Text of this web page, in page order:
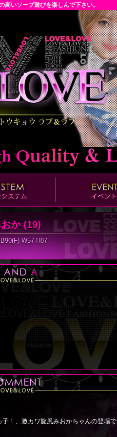
いソープ遊びを楽しんで下さい。
か (19)
W57 H87
！、激カワ旋風みおかちゃんの登場で